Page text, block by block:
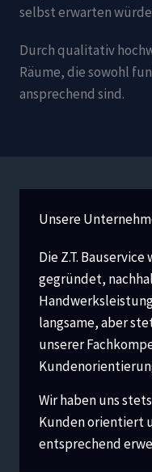
selbst erwarten
Durch qualitativ
Räume, die sowohl
ansprechend sind.
Unsere
Die Z.T.
gegründet,
langsame, aber
unserer
Wir haben uns
Kunden orientiert
entsprechend